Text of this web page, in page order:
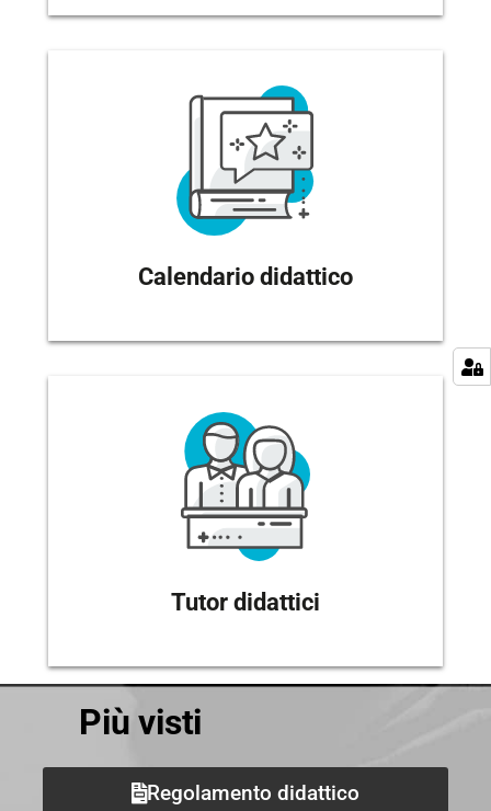
Calendario didattico
Tutor didattici
Più visti
Regolamento didattico